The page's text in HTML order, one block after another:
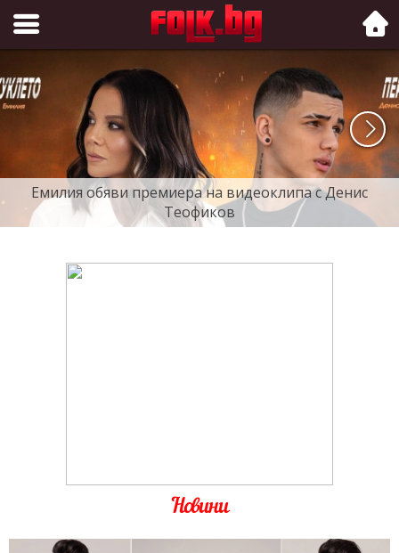
Folk.bg
Емилия обяви премиера на видеоклипа с Денис
Теофиков
Новини